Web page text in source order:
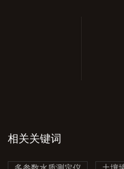
相关关键词